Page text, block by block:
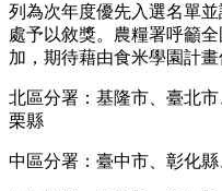
列為次年度優先入選名單
處予以敘獎。農糧署呼籲
加，期待藉由食米學園計畫
北區分署：基隆市、臺北
栗縣
中區分署：臺中市、彰化